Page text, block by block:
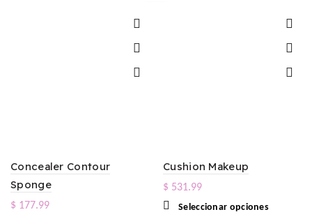
Concealer Contour
Sponge
$ 177.99
Cushion Makeup
$ 531.99
Seleccionar opcionesEste